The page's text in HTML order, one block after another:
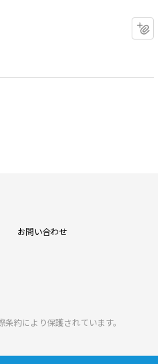
お問い合わせ
約により保護されています。